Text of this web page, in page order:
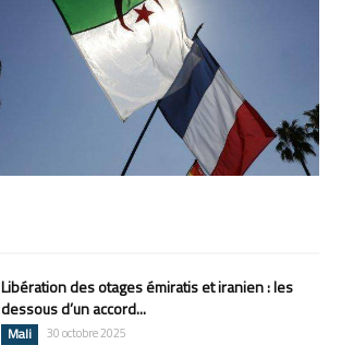
Libération des otages émiratis et iranien : les
dessous d’un accord...
Mali 30 octobre 2025